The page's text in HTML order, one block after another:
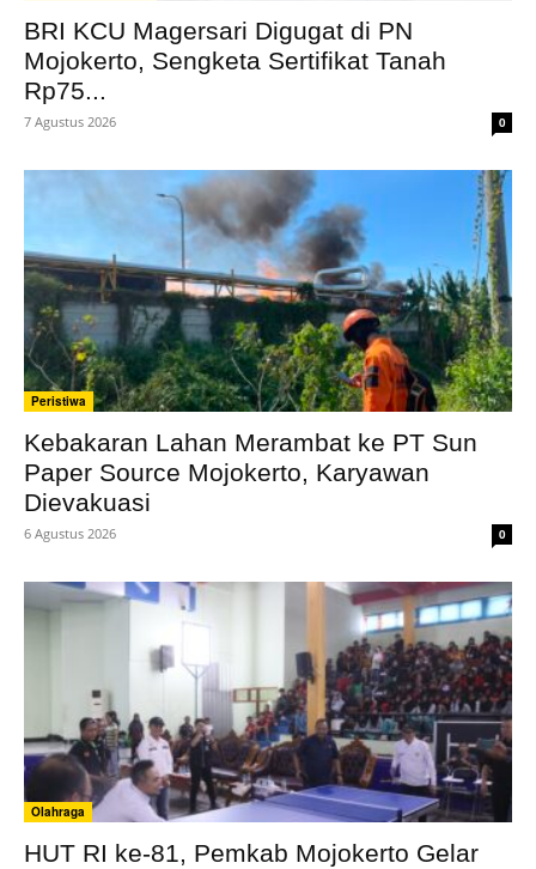
BRI KCU Magersari Digugat di PN
Mojokerto, Sengketa Sertifikat Tanah
Rp75...
7 Agustus 2026 0
Peristiwa
Kebakaran Lahan Merambat ke PT Sun
Paper Source Mojokerto, Karyawan
Dievakuasi
6 Agustus 2026 0
Olahraga
HUT RI ke-81, Pemkab Mojokerto Gelar